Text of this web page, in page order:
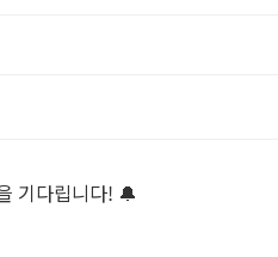
기다립니다! 🔔